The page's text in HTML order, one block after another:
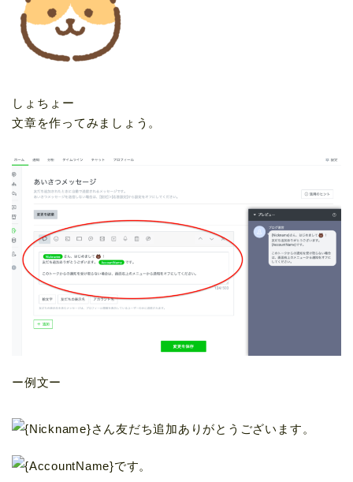
しょちょー
文章を作ってみましょう。
ー例文ー
さん友だち追加ありがとうございます。
です。